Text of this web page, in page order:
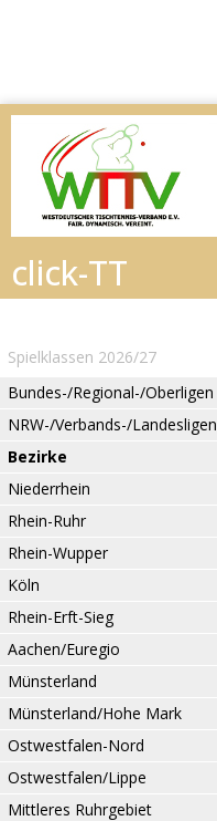
Spielklassen 2026/27
Bundes-/Regional-/Oberligen
NRW-/Verbands-/Landesligen
Bezirke
Niederrhein
Rhein-Ruhr
Rhein-Wupper
Köln
Rhein-Erft-Sieg
Aachen/Euregio
Münsterland
Münsterland/Hohe Mark
Ostwestfalen-Nord
Ostwestfalen/Lippe
Mittleres Ruhrgebiet